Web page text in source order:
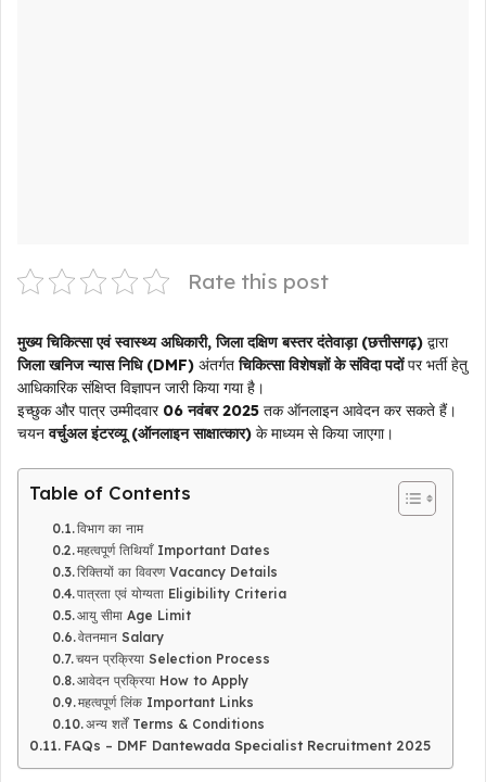
Rate this post
मुख्य चिकित्सा एवं स्वास्थ्य अधिकारी, जिला दक्षिण बस्तर दंतेवाड़ा (छत्तीसगढ़) द्वारा
जिला खनिज न्यास निधि (DMF) अंतर्गतचिकित्सा विशेषज्ञों के संविदा पदोंपर भर्ती हेतु
आधिकारिक संक्षिप्त विज्ञापन जारी किया गया है।
इच्छुक और पात्र उम्मीदवार 06 नवंबर 2025 तक ऑनलाइन आवेदन कर सकते हैं।
चयनवर्चुअल इंटरव्यू (ऑनलाइन साक्षात्कार) के माध्यम से किया जाएगा।
Table of Contents
विभाग का नाम
महत्वपूर्ण तिथियाँ Important Dates
रिक्तियों का विवरण Vacancy Details
पात्रता एवं योग्यता Eligibility Criteria
आयु सीमा Age Limit
वेतनमान Salary
चयन प्रक्रिया Selection Process
आवेदन प्रक्रिया How to Apply
महत्वपूर्ण लिंक Important Links
अन्य शर्तें Terms & Conditions
FAQs – DMF Dantewada Specialist Recruitment 2025